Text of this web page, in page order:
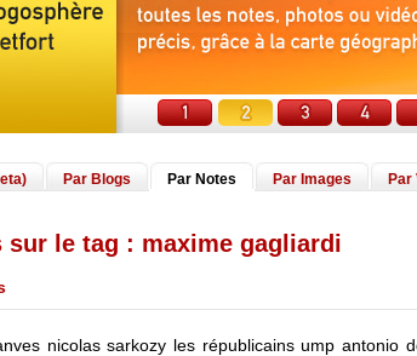
Par Blogs Par Notes Par Images Par
sur le tag : maxime gagliardi
nicolas sarkozy les républicains ump antonio